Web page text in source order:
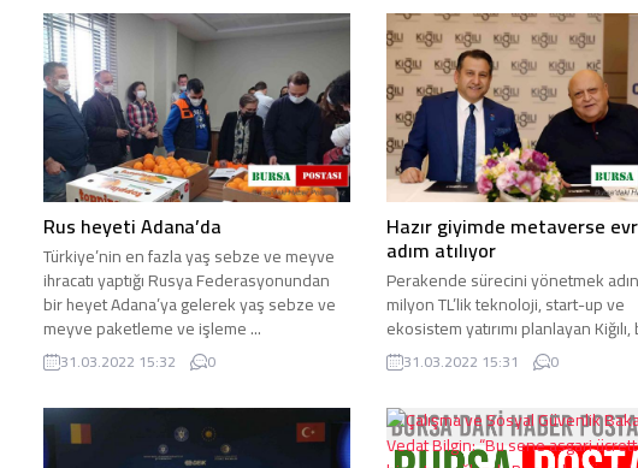
Rus heyeti Adana’da
Türkiye’nin en fazla yaş sebze ve meyve
ihracatı yaptığı Rusya Federasyonundan
bir heyet Adana’ya gelerek yaş sebze ve
meyve paketleme ve işleme ...
31.03.2022 15:32 0
Hazır giyimde metaverse
adım atılıyor
Perakende sürecini yönetmek
milyon TL’lik teknoloji, start-up ve
ekosistem yatırımı planlayan Kiğılı,
uygulamalarını Türkiye ...
31.03.2022 15:31 0